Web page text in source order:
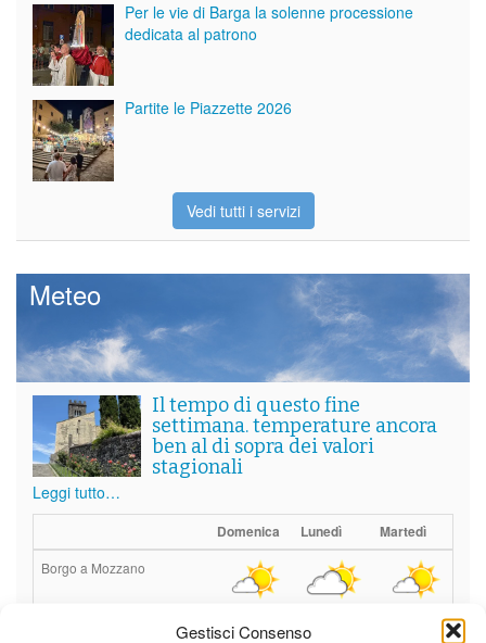
Gestisci Consenso
Per le vie di Barga la solenne processione
dedicata al patrono
Partite le Piazzette 2026
Vedi tutti i servizi
Meteo
Il tempo di questo fine
settimana. temperature ancora
ben al di sopra dei valori
stagionali
Leggi tutto…
Domenica Lunedì Martedì
Borgo a Mozzano